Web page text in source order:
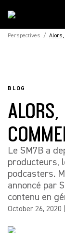
Perspectives / Alors,
BLOG
Le SM7B a
producteurs,
podcasters.
annoncé par
contenu en
October 26, 2020